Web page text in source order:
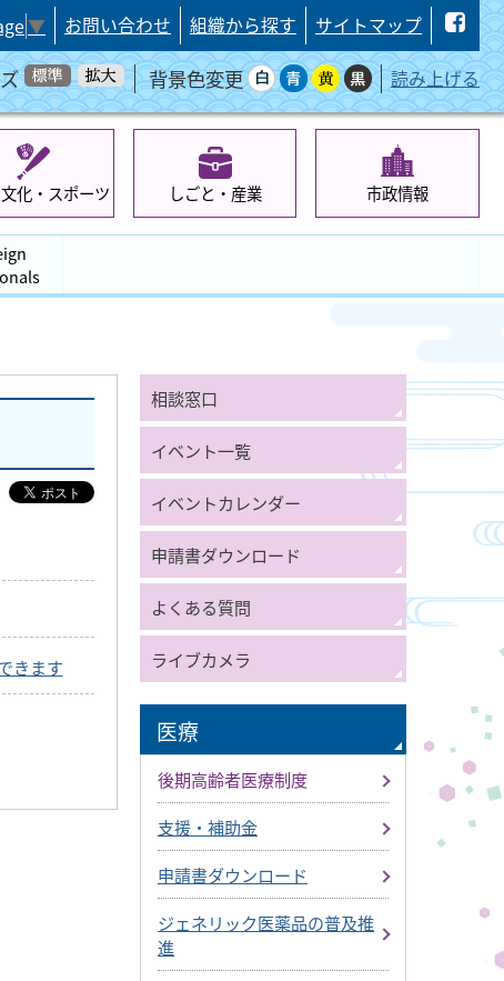
▼ お問い合わせ 組織から探す サイトマップ
背景色変更 読み上げる
化・スポーツ しごと・産業 市政情報
きます
相談窓口
イベント一覧
イベントカレンダー
申請書ダウンロード
よくある質問
ライブカメラ
医療
後期高齢者医療制度
支援・補助金
申請書ダウンロード
ジェネリック医薬品の普及推
進